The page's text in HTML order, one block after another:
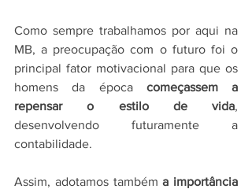
Como sempre trabalhamos por aqui na
MB, a preocupação com o futuro foi o
principal fator motivacional para que os
homens da época começassem a
repensar o estilo de vida,
desenvolvendo futuramente a
contabilidade.
Assim, adotamos também a importância